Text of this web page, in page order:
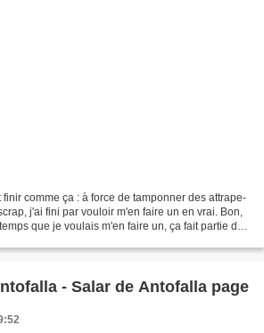
comme ça : à force de tamponner des attrape-
j'ai fini par vouloir m'en faire un en vrai. Bon,
que je voulais m'en faire un, ça fait partie de
- Salar de Antofalla page